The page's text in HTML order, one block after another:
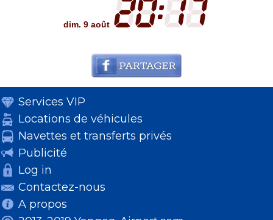
dim. 9 août
Services VIP
Locations de véhicules
Navettes et transferts privés
Publicité
Log in
Contactez-nous
A propos